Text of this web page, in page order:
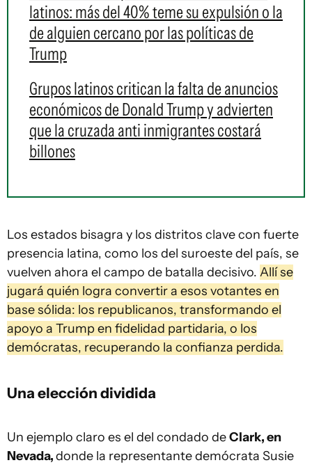
latinos: más del 40% teme su expulsión o la
de alguien cercano por las políticas de
Trump
Grupos latinos critican la falta de anuncios
económicos de Donald Trump y advierten
que la cruzada anti inmigrantes costará
billones
Los estados bisagra y los distritos clave con fuerte
presencia latina, como los del suroeste del país, se
vuelven ahora el campo de batalla decisivo. Allí se
jugará quién logra convertir a esos votantes en
base sólida: los republicanos, transformando el
apoyo a Trump en fidelidad partidaria, o los
demócratas, recuperando la confianza perdida.
Una elección dividida
Un ejemplo claro es el del condado deClark, en
Nevada,donde la representante demócrata Susie